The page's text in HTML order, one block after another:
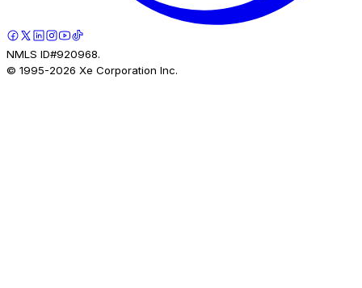
NMLS ID#920968.
© 1995-2026 Xe Corporation Inc.